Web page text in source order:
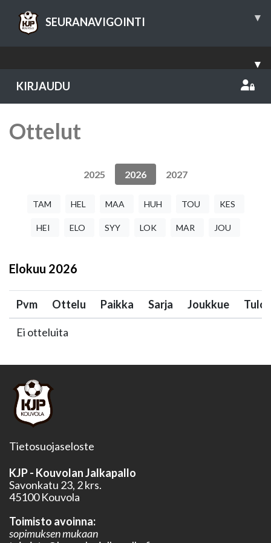
SEURANAVIGOINTI ▾
▾
KIRJAUDU
Ottelut
2025 2026 2027
TAM HEL MAA HUH TOU KES
HEI ELO SYY LOK MAR JOU
Elokuu 2026
Pvm Ottelu Paikka Sarja Joukkue Tulos
Ei otteluita
Tietosuojaseloste
KJP - Kouvolan Jalkapallo
Savonkatu 23, 2 krs.
45100 Kouvola
Toimisto avoinna:
sopimuksen mukaan